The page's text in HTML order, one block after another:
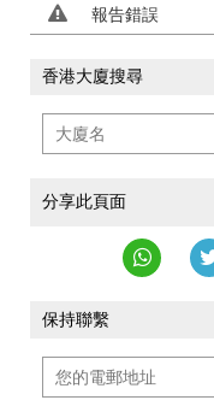
報告錯誤
香港大廈搜尋
分享此頁面
保持聯繫